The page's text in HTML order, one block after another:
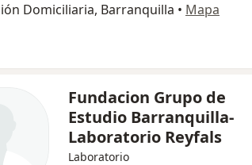
Domiciliaria, Barranquilla • Mapa
Fundacion Grupo de
Estudio Barranquilla-
Laboratorio Reyfals
Laboratorio